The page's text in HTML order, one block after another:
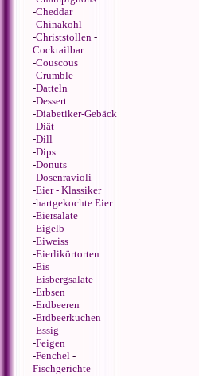
-Cheddar
-Chinakohl
-Christstollen -
Cocktailbar
-Couscous
-Crumble
-Datteln
-Dessert
-Diabetiker-Gebäck
-Diät
-Dill
-Dips
-Donuts
-Dosenravioli
-Eier - Klassiker
-hartgekochte Eier
-Eiersalate
-Eigelb
-Eiweiss
-Eierlikörtorten
-Eis
-Eisbergsalate
-Erbsen
-Erdbeeren
-Erdbeerkuchen
-Essig
-Feigen
-Fenchel -
Fischgerichte